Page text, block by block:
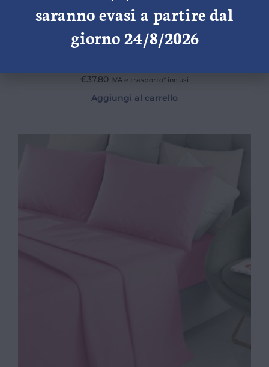
€37,80 IVA e trasporto* inclusi
Aggiungi al carrello
saranno evasi a partire dal
giorno 24/8/2026